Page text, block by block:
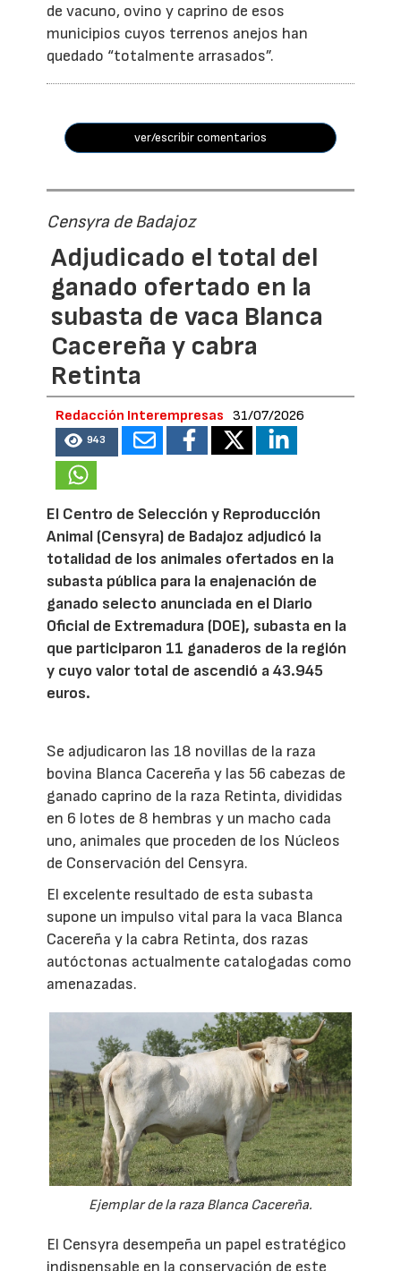
de vacuno, ovino y caprino de esos
municipios cuyos terrenos anejos han
quedado “totalmente arrasados”.
ver/escribir comentarios
Censyra de Badajoz
Adjudicado el total del
ganado ofertado en la
subasta de vaca Blanca
Cacereña y cabra
Retinta
Redacción Interempresas 31/07/2026
943
El Centro de Selección y Reproducción
Animal (Censyra) de Badajoz adjudicó la
totalidad de los animales ofertados en la
subasta pública para la enajenación de
ganado selecto anunciada en el Diario
Oficial de Extremadura (DOE), subasta en la
que participaron 11 ganaderos de la región
y cuyo valor total de ascendió a 43.945
euros.
Se adjudicaron las 18 novillas de la raza
bovina Blanca Cacereña y las 56 cabezas de
ganado caprino de la raza Retinta, divididas
en 6 lotes de 8 hembras y un macho cada
uno, animales que proceden de los Núcleos
de Conservación del Censyra.
El excelente resultado de esta subasta
supone un impulso vital para la vaca Blanca
Cacereña y la cabra Retinta, dos razas
autóctonas actualmente catalogadas como
amenazadas.
Ejemplar de la raza Blanca Cacereña.
El Censyra desempeña un papel estratégico
indispensable en la conservación de este